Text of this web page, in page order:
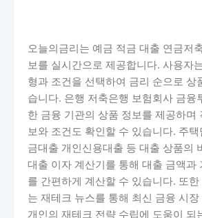
오늘의금리는 예금 적금 대출 연금저
보를 실시간으로 제공합니다. 사용자
형과 조건을 선택하여 금리 순으로 상
습니다. 은행 저축은행 보험회사 금융
한 금융 기관의 상품 정보를 제공하며
보와 조건도 확인할 수 있습니다. 주
금대출 개인신용대출 등 대출 상품의
대출 이자 계산기를 통해 대출 금액과
를 간편하게 계산할 수 있습니다. 또
는 재테크 뉴스를 통해 최신 금융 시
개인의 재테크 전략 수립에 도움이 되